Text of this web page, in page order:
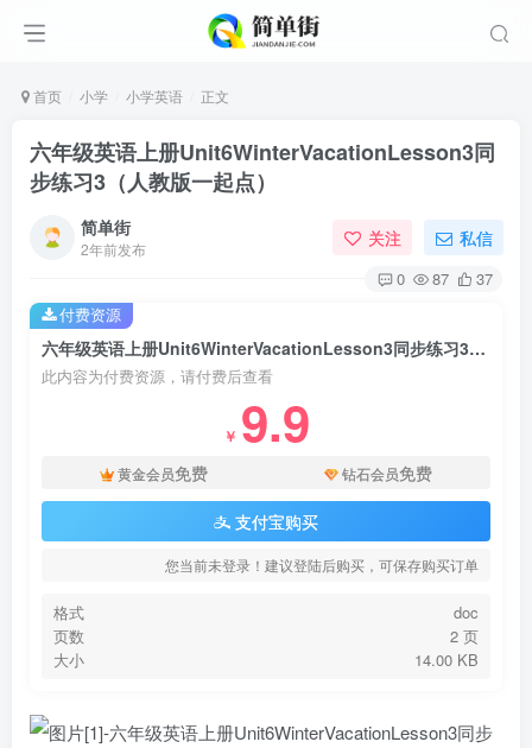
首页 小学 小学英语 正文
六年级英语上册Unit6WinterVacationLesson3同
步练习3（人教版一起点）
简单街
2年前发布 关注 私信
0 87 37
六年级英语上册Unit6WinterVacationLesson3同步练习3（人教版一起点）
此内容为付费资源，请付费后查看
￥ 9.9
黄金会员免费 钻石会员免费
支付宝购买
您当前未登录！建议登陆后购买，可保存购买订单
格式
doc
页数
2 页
大小
14.00 KB
付费资源